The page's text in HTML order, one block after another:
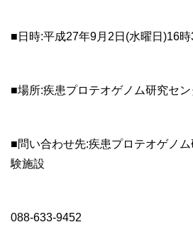
■日時:平成27年9月2日(水曜日)16
■場所:疾患プロテオゲノム研究セ
■問い合わせ先:疾患プロテオゲノ
験施設
088-633-9452